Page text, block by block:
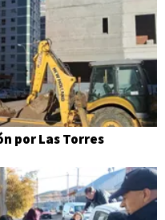
por Las Torres